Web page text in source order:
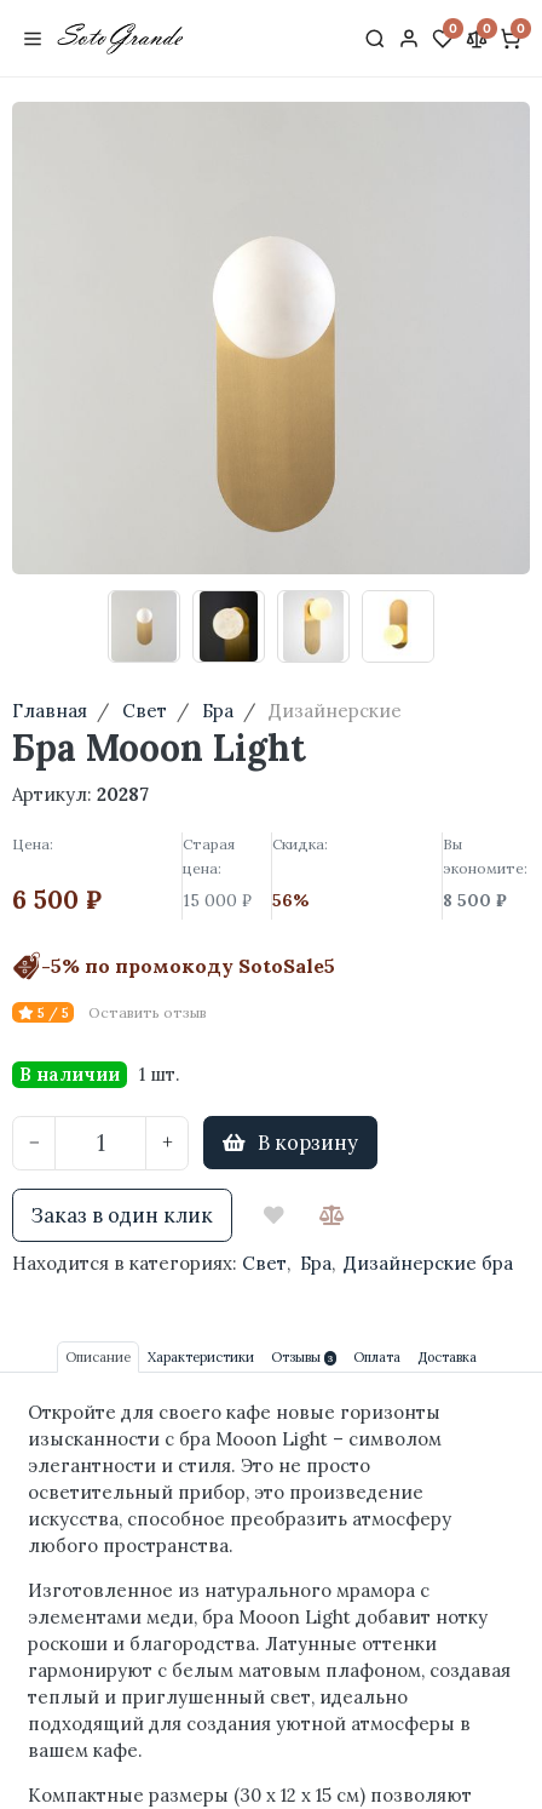
0 0 0
Главная Свет Бра Дизайнерские
Бра Mooon Light
Артикул: 20287
Цена:
6 500 ₽
Старая
цена:
15 000 ₽
Скидка:
56%
Вы
экономите:
8 500 ₽
-5% по промокоду SotoSale5
5 / 5 Оставить отзыв
В наличии 1 шт.
− + В корзину
Заказ в один клик
Находится в категориях: Свет, Бра, Дизайнерские бра
Описание Характеристики Отзывы 3 Оплата Доставка
Откройте для своего кафе новые горизонты
изысканности с бра Mooon Light – символом
элегантности и стиля. Это не просто
осветительный прибор, это произведение
искусства, способное преобразить атмосферу
любого пространства.
Изготовленное из натурального мрамора с
элементами меди, бра Mooon Light добавит нотку
роскоши и благородства. Латунные оттенки
гармонируют с белым матовым плафоном, создавая
теплый и приглушенный свет, идеально
подходящий для создания уютной атмосферы в
вашем кафе.
Компактные размеры (30 x 12 x 15 см) позволяют